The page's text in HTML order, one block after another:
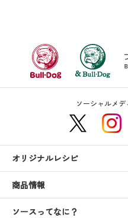
ソーシャルメ
オリジナルレシピ
商品情報
ソースってなに？